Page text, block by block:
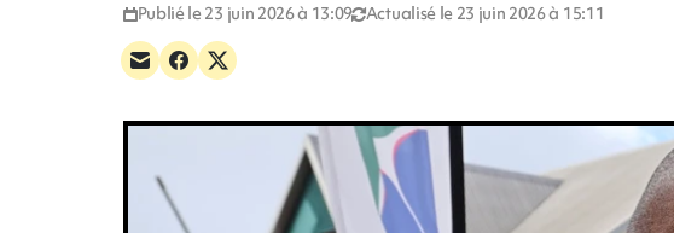
Publié le 23 juin 2026 à 13:09 Actualisé le 23 juin 2026 à 15:11